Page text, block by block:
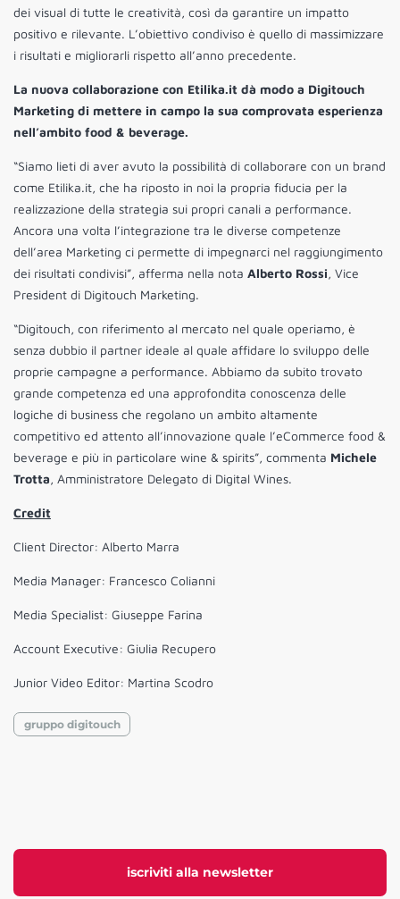
iscriviti alla newsletter
dei visual di tutte le creatività, così da garantire un impatto
positivo e rilevante. L’obiettivo condiviso è quello di massimizzare
i risultati e migliorarli rispetto all’anno precedente.
La nuova collaborazione con Etilika.it dà modo a Digitouch
Marketing di mettere in campo la sua comprovata esperienza
nell’ambito food & beverage.
“Siamo lieti di aver avuto la possibilità di collaborare con un brand
come Etilika.it, che ha riposto in noi la propria fiducia per la
realizzazione della strategia sui propri canali a performance.
Ancora una volta l’integrazione tra le diverse competenze
dell’area Marketing ci permette di impegnarci nel raggiungimento
dei risultati condivisi”, afferma nella nota Alberto Rossi, Vice
President di Digitouch Marketing.
“Digitouch, con riferimento al mercato nel quale operiamo, è
senza dubbio il partner ideale al quale affidare lo sviluppo delle
proprie campagne a performance. Abbiamo da subito trovato
grande competenza ed una approfondita conoscenza delle
logiche di business che regolano un ambito altamente
competitivo ed attento all’innovazione quale l’eCommerce food &
beverage e più in particolare wine & spirits”, commenta Michele
Trotta, Amministratore Delegato di Digital Wines.
Credit
Client Director: Alberto Marra
Media Manager: Francesco Colianni
Media Specialist: Giuseppe Farina
Account Executive: Giulia Recupero
Junior Video Editor: Martina Scodro
gruppo digitouch